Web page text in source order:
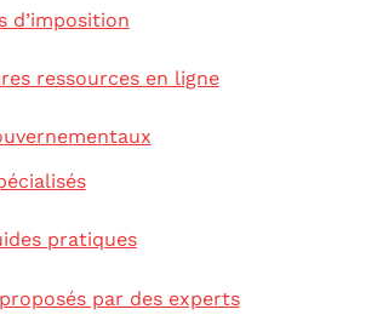
d’imposition
ressources en ligne
pratiques
par des experts